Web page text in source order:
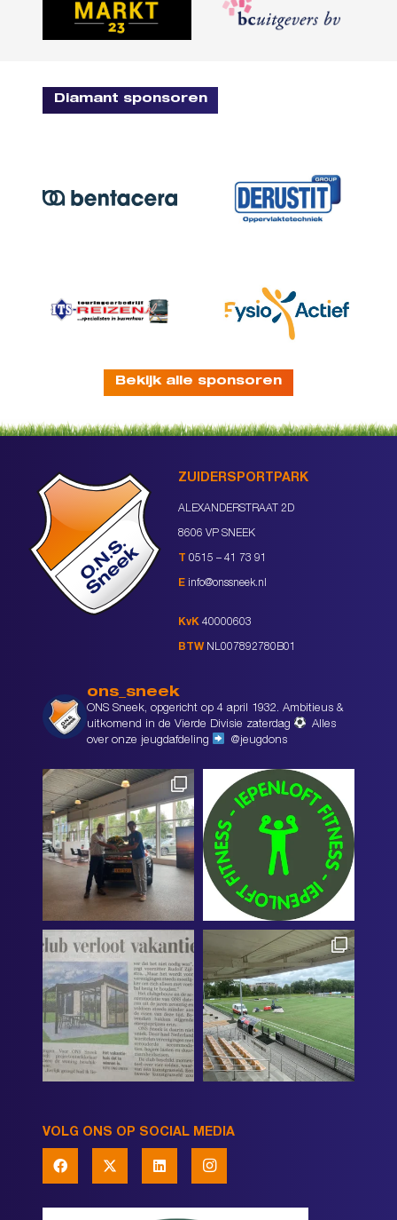
Diamant sponsoren
Bekijk alle sponsoren
ZUIDERSPORTPARK
ALEXANDERSTRAAT 2D
8606 VP SNEEK
T 0515 – 41 73 91
E info@onssneek.nl
KvK 40000603
BTW NL007892780B01
ons_sneek
ONS Sneek, opgericht op 4 april 1932. Ambitieus &
uitkomend in de Vierde Divisie zaterdag
Alles
over onze jeugdafdeling
@jeugdons
VOLG ONS OP SOCIAL MEDIA